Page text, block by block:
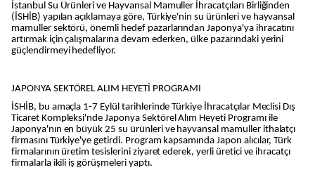
İstanbul Su Ürünleri ve Hayvansal Mamuller İhracatçıları Birliğinden
(İSHİB) yapılan açıklamaya göre, Türkiye'nin su ürünleri ve hayvansal
mamuller sektörü, önemli hedef pazarlarından Japonya'ya ihracatını
artırmak için çalışmalarına devam ederken, ülke pazarındaki yerini
güçlendirmeyi hedefliyor.
JAPONYA SEKTÖREL ALIM HEYETİ PROGRAMI
İSHİB, bu amaçla 1-7 Eylül tarihlerinde Türkiye İhracatçılar Meclisi Dış
Ticaret Kompleksi'nde Japonya Sektörel Alım Heyeti Programı ile
Japonya'nın en büyük 25 su ürünleri ve hayvansal mamuller ithalatçı
firmasını Türkiye'ye getirdi. Program kapsamında Japon alıcılar, Türk
firmalarının üretim tesislerini ziyaret ederek, yerli üretici ve ihracatçı
firmalarla ikili iş görüşmeleri yaptı.